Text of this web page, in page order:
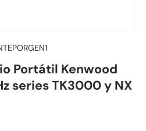
Portátil Kenwood
series TK3000 y NX